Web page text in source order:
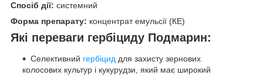
Спосіб дії: системний
Форма препарату: концентрат емульсії (КЕ)
Які переваги гербіциду Подмарин:
Селективний гербіцид для захисту зернових
колосових культур і кукурудзи, який має широкий